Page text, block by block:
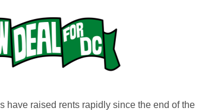
have raised rents rapidly since the end of the